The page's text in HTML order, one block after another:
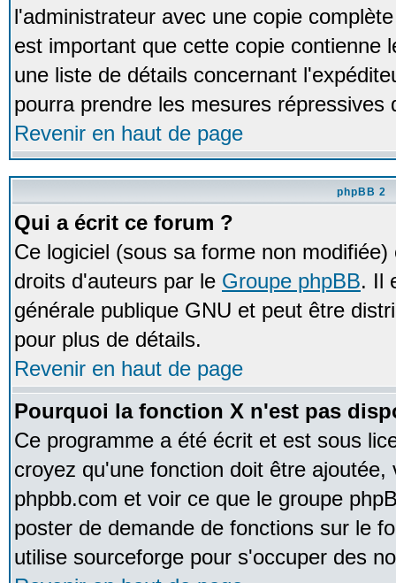
l'administrateur avec une copie
est important que cette copie contienne
une liste de détails concernant
pourra prendre les mesures répressives
Revenir en haut de page
phpBB 2
Qui a écrit ce forum ?
Ce logiciel (sous sa forme non
droits d'auteurs par le Groupe phpBB. Il
générale publique GNU et peut être
pour plus de détails.
Revenir en haut de page
Pourquoi la fonction X n'est pas
Ce programme a été écrit et est sous
croyez qu'une fonction doit être
phpbb.com et voir ce que le groupe
poster de demande de fonctions sur le
utilise sourceforge pour s'occuper des